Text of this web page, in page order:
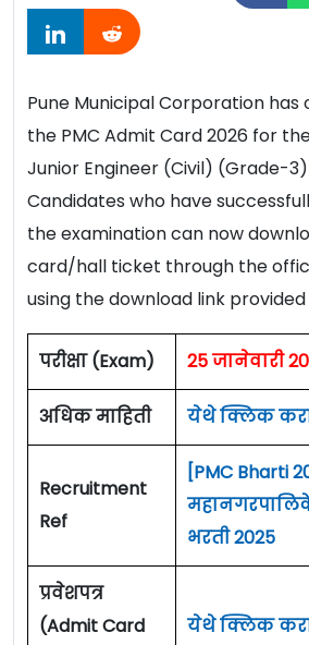
Pune Municipal Corporation has
the PMC Admit Card 2026 for
Junior Engineer (Civil) (Grade-
Candidates who have
the examination can now
card/hall ticket through the
using the download link
परीक्षा (Exam) 25 जानेवारी
अधिक माहिती येथे क्लिक
Recruitment
Ref
[PMC Bharti
भरती 2025
प्रवेशपत्र
(Admit Card
येथे क्लिक